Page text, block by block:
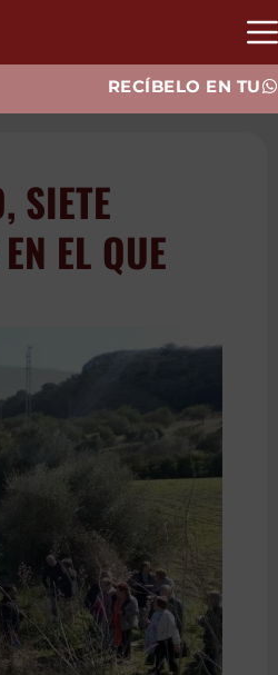
RECÍBELO EN TU
EL
EN